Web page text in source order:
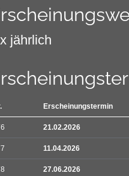
jährlich
Erscheinungstermin
21.02.2026
11.04.2026
27.06.2026